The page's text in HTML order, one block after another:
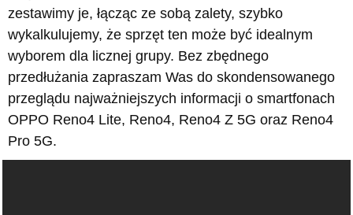
zestawimy je, łącząc ze sobą zalety, szybko
wykalkulujemy, że sprzęt ten może być idealnym
wyborem dla licznej grupy. Bez zbędnego
przedłużania zapraszam Was do skondensowanego
przeglądu najważniejszych informacji o smartfonach
OPPO Reno4 Lite, Reno4, Reno4 Z 5G oraz Reno4
Pro 5G.